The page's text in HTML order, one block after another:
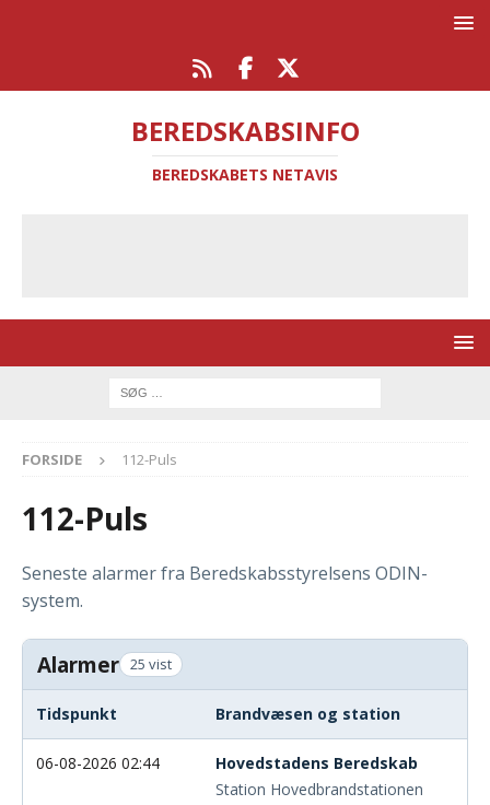
BEREDSKABSINFO
BEREDSKABETS NETAVIS
FORSIDE 112-Puls
112-Puls
Seneste alarmer fra Beredskabsstyrelsens ODIN-
system.
Alarmer 25 vist
Tidspunkt Brandvæsen og station
06-08-2026 02:44
Hovedstadens Beredskab
Station Hovedbrandstationen